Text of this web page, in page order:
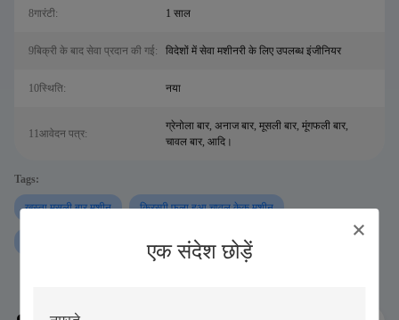
एक संदेश छोड़ें
8गारंटी: 1 साल
9बिक्री के बाद सेवा प्रदान की गई: विदेशों में सेवा मशीनरी के लिए उपलब्ध इंजीनियर
10स्थि‍ति: नया
11आवेदन पत्र:
ग्रेनोला बार, अनाज बार, मूसली बार, मूंगफली बार,
चावल बार, आदि।
Tags:
खस्ता मूसली बार मशीन क्रिस्पी फूला हुआ चावल केक मशीन